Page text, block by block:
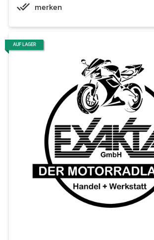
merken
AUF LAGER